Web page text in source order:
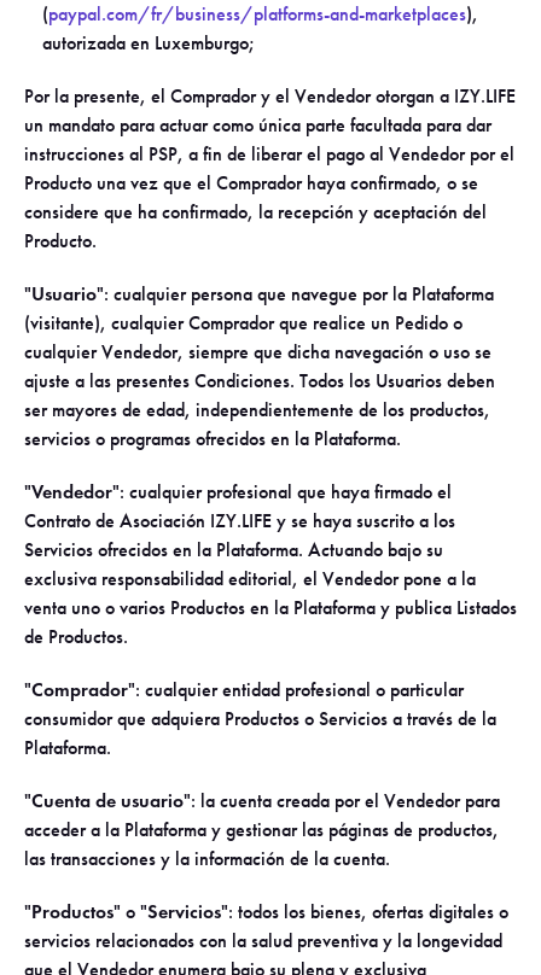
(paypal.com/fr/business/platforms-and-marketplaces),
autorizada en Luxemburgo;
Por la presente, el Comprador y el Vendedor otorgan a IZY.LIFE
un mandato para actuar como única parte facultada para dar
instrucciones al PSP, a fin de liberar el pago al Vendedor por el
Producto una vez que el Comprador haya confirmado, o se
considere que ha confirmado, la recepción y aceptación del
Producto.
"Usuario": cualquier persona que navegue por la Plataforma
(visitante), cualquier Comprador que realice un Pedido o
cualquier Vendedor, siempre que dicha navegación o uso se
ajuste a las presentes Condiciones. Todos los Usuarios deben
ser mayores de edad, independientemente de los productos,
servicios o programas ofrecidos en la Plataforma.
"Vendedor": cualquier profesional que haya firmado el
Contrato de Asociación IZY.LIFE y se haya suscrito a los
Servicios ofrecidos en la Plataforma. Actuando bajo su
exclusiva responsabilidad editorial, el Vendedor pone a la
venta uno o varios Productos en la Plataforma y publica Listados
de Productos.
"Comprador": cualquier entidad profesional o particular
consumidor que adquiera Productos o Servicios a través de la
Plataforma.
"Cuenta de usuario": la cuenta creada por el Vendedor para
acceder a la Plataforma y gestionar las páginas de productos,
las transacciones y la información de la cuenta.
"Productos" o "Servicios": todos los bienes, ofertas digitales o
servicios relacionados con la salud preventiva y la longevidad
que el Vendedor enumera bajo su plena y exclusiva